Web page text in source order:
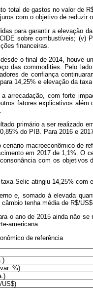
total de gastos no valor de
com o objetivo de reduzir
para garantir a elevação
sobre combustíveis; (v)
financeiras.
o final de 2014, houve
das commodities. Pelo
de confiança
14,25% e elevação da
arrecadação, com forte
fatores explicativos
primário a ser realizado
do PIB. Para 2016 e
macroeconômico de
em 2017 de 1,1%. O
com os
Selic atingiu 14,25%
e, somado à elevada
tenha média de R$/
o ano de 2015 ainda não
americana.
de referência
%)
US$)